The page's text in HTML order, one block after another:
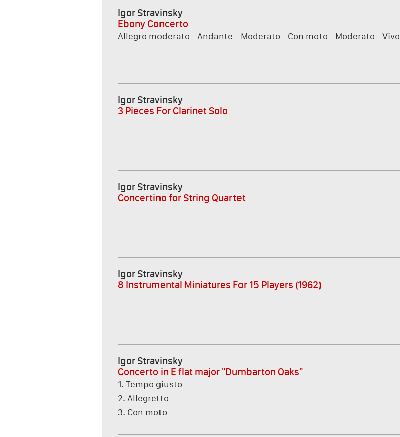
Igor Stravinsky
Ebony Concerto
Allegro moderato - Andante - Moderato - Con moto - Moderato - Vivo
Igor Stravinsky
3 Pieces For Clarinet Solo
Igor Stravinsky
Concertino for String Quartet
Igor Stravinsky
8 Instrumental Miniatures For 15 Players (1962)
Igor Stravinsky
Concerto in E flat major "Dumbarton Oaks"
1. Tempo giusto
2. Allegretto
3. Con moto